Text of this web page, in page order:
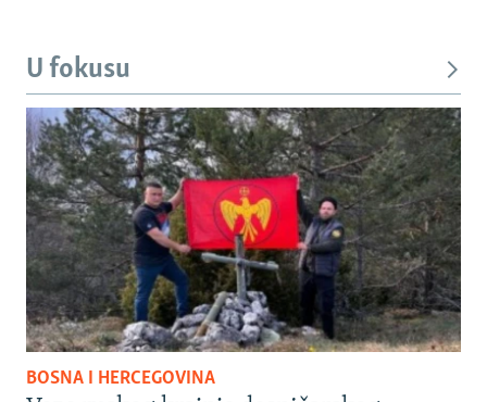
U fokusu
BOSNA I HERCEGOVINA